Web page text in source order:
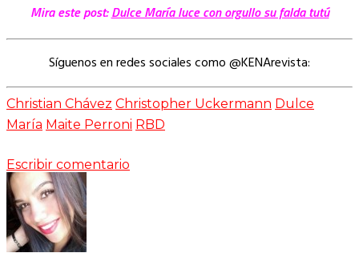
Mira este post:Dulce María luce con orgullo su falda tutú
Síguenos en redes sociales como @KENArevista:
Christian Chávez Christopher Uckermann Dulce
María Maite Perroni RBD
Escribir comentario